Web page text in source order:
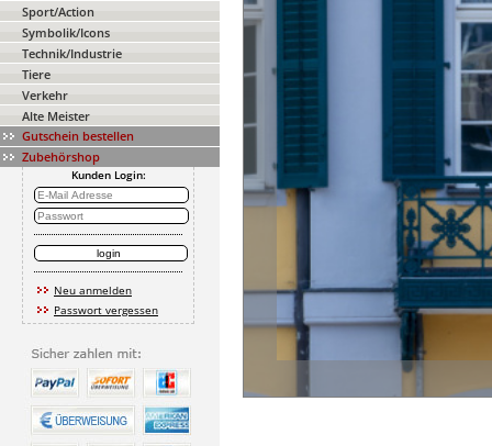
Sport/Action
Symbolik/Icons
Technik/Industrie
Tiere
Verkehr
Alte Meister
Gutschein bestellen
Zubehörshop
Kunden Login:
Neu anmelden
Passwort vergessen